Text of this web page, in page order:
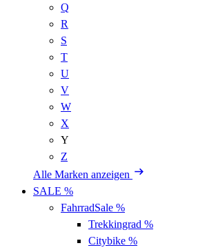
Q
R
S
T
U
V
W
X
Y
Z
Alle Marken anzeigen
SALE %
FahrradSale %
Trekkingrad %
Citybike %